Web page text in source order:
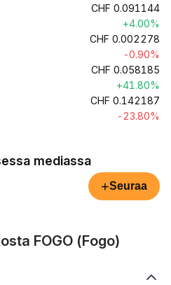
CHF 0.091144
+4.00%
CHF 0.002278
-0.90%
CHF 0.058185
+41.80%
CHF 0.142187
-23.80%
mediassa
+Seuraa
FOGO (Fogo)